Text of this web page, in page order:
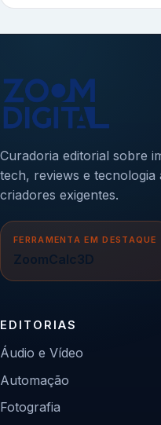
Curadoria editorial sobre
tech, reviews e tecnologia
criadores exigentes.
FERRAMENTA EM DESTAQUE
ZoomCalc3D
EDITORIAS
Áudio e Vídeo
Automação
Fotografia